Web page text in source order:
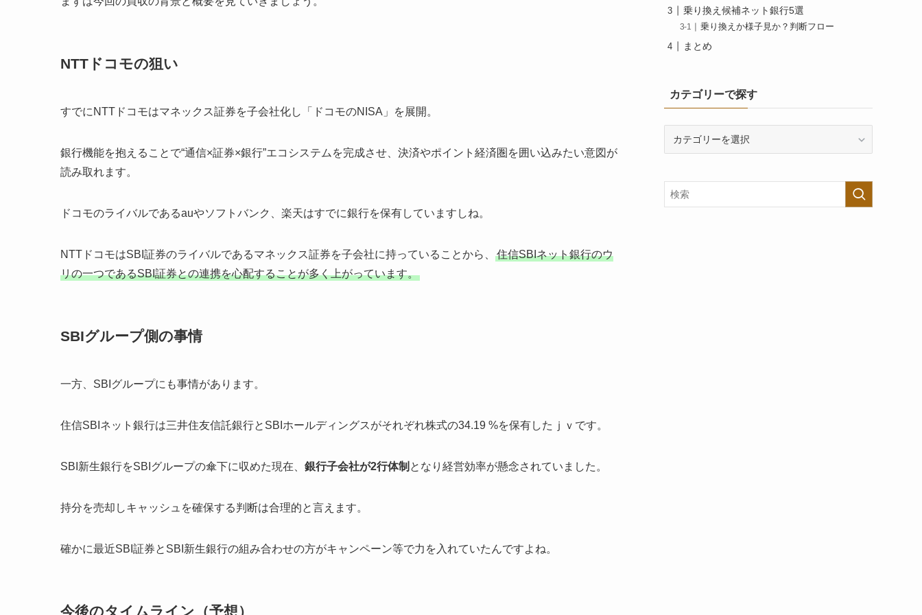
NTTドコモの狙い
すでにNTTドコモはマネックス証券を子会社化し「ドコモのNISA」を展開。
銀行機能を抱えることで“通信×証券×銀行”エコシステムを完成させ、決済やポイント経済圏を囲い込みたい意図が
読み取れます。
ドコモのライバルであるauやソフトバンク、楽天はすでに銀行を保有していますしね。
NTTドコモはSBI証券のライバルであるマネックス証券を子会社に持っていることから、
住信SBIネット銀行のウ
リの一つであるSBI証券との連携を心配することが多く上がっています。
SBIグループ側の事情
一方、SBIグループにも事情があります。
住信SBIネット銀行は三井住友信託銀行とSBIホールディングスがそれぞれ株式の34.19 %を保有したｊｖです。
SBI新生銀行をSBIグループの傘下に収めた現在、 銀行子会社が2行体制 となり経営効率が懸念されていました。
持分を売却しキャッシュを確保する判断は合理的と言えます。
確かに最近SBI証券とSBI新生銀行の組み合わせの方がキャンペーン等で力を入れていたんですよね。
今後のタイムライン （予想）
乗り換え候補ネット銀行5選
乗り換えか様子見か？判断フロー
まとめ
カテゴリーで探す
ー
で